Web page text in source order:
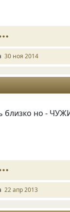
30 ноя 2014
близко но -
22 апр 2013